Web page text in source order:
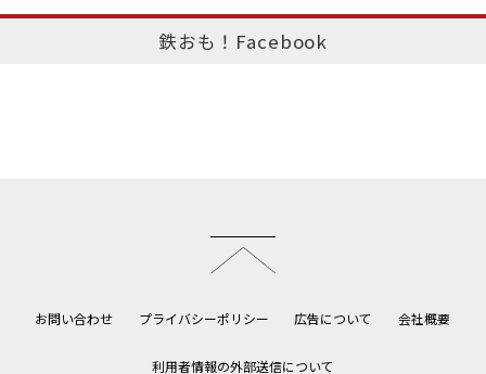
鉄おも！Facebook
お問い合わせ プライバシーポリシー 広告について 会社概要
利用者情報の外部送信について